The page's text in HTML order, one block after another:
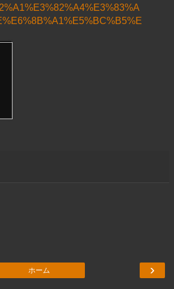
›
ホーム